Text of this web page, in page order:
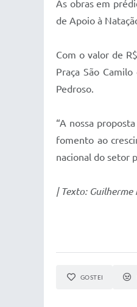
As obras em
de Apoio à
Com o valor de
Praça São
Pedroso.
“A nossa
fomento ao
nacional do setor
| Texto: Guilherme
GOSTEI